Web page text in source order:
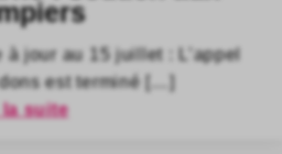
à jour au 15 juillet : L’appel
est terminé […]
suite